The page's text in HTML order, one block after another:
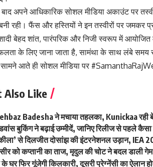
बाद अपने आधिकारिक सोशल मीडिया अकाउंट पर
रही। फैंस और हस्तियों ने इन तस्वीरों पर जमकर
बेहद शांत, पारंपरिक और निजी स्वरूप में आयोजित
के लिए जाना जाता है, सामंथा के साथ लंबे समय
सामने आते ही सोशल मीडिया पर
Also Like
Badesha ने मचाया तहलका, Kunickaa रही
बुकिंग ने बढ़ाई उम्मीदें, जानिए रिलीज से पहले
से दिलजीत दोसांझ की इंटरनेशनल उड़ान, IEA
को कप्तानी का ताज, मृदुल की चोट ने बदल डाली गेम
के घर फिर गूंजेगी किलकारी, दूसरी प्रेग्नेंसी का ऐलान